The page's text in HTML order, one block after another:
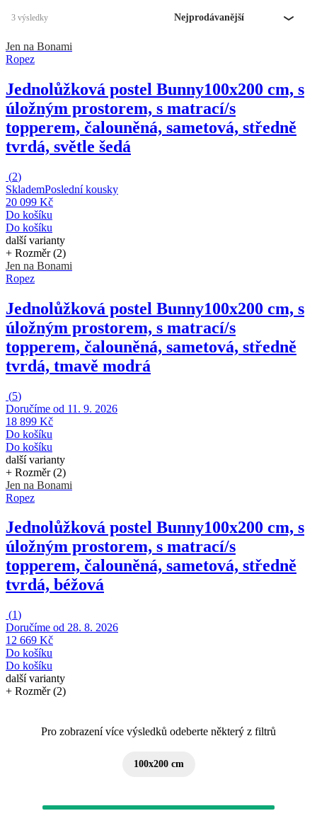
3 výsledky Nejprodávanější
Jen na Bonami
Ropez
Jednolůžková postel Bunny100x200 cm, s
úložným prostorem, s matrací/s
topperem, čalouněná, sametová, středně
tvrdá, světle šedá
(2)
SklademPoslední kousky
20 099 Kč
Do košíku
Do košíku
další varianty
+ Rozměr (2)
Jen na Bonami
Ropez
Jednolůžková postel Bunny100x200 cm, s
úložným prostorem, s matrací/s
topperem, čalouněná, sametová, středně
tvrdá, tmavě modrá
(5)
Doručíme od 11. 9. 2026
18 899 Kč
Do košíku
Do košíku
další varianty
+ Rozměr (2)
Jen na Bonami
Ropez
Jednolůžková postel Bunny100x200 cm, s
úložným prostorem, s matrací/s
topperem, čalouněná, sametová, středně
tvrdá, béžová
(1)
Doručíme od 28. 8. 2026
12 669 Kč
Do košíku
Do košíku
další varianty
+ Rozměr (2)
Pro zobrazení více výsledků odeberte některý z filtrů
100x200 cm